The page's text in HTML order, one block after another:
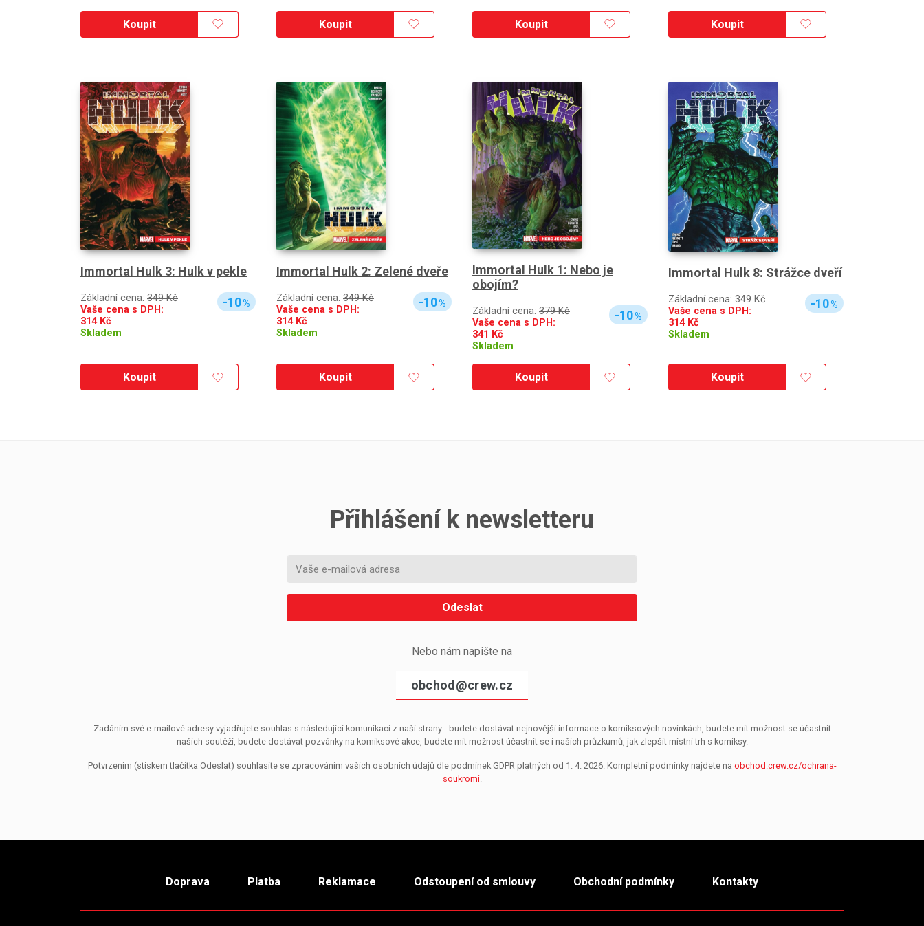
Koupit Koupit Koupit Koupit
Immortal Hulk 3: Hulk v pekle
Základní cena: 349 Kč
Vaše cena s DPH:
314Kč
Skladem
-10%
Koupit
Immortal Hulk 2: Zelené dveře
Základní cena: 349 Kč
Vaše cena s DPH:
314Kč
Skladem
-10%
Koupit
Immortal Hulk 1: Nebo je
obojím?
Základní cena: 379 Kč
Vaše cena s DPH:
341 Kč
Skladem
-10%
Koupit
Immortal Hulk 8: Strážce dveří
Základní cena: 349 Kč
Vaše cena s DPH:
314Kč
Skladem
-10%
Koupit
Přihlášení k newsletteru
Odeslat
Nebo nám napište na
obchod@crew.cz
Zadáním své e-mailové adresy vyjadřujete souhlas s následující komunikací z naší strany - budete dostávat nejnovější informace o komiksových novinkách, budete mít možnost se účastnit
našich soutěží, budete dostávat pozvánky na komiksové akce, budete mít možnost účastnit se i našich průzkumů, jak zlepšit místní trh s komiksy.
Potvrzením (stiskem tlačítka Odeslat) souhlasíte se zpracováním vašich osobních údajů dle podmínek GDPR platných od 1. 4. 2026. Kompletní podmínky najdete na obchod.crew.cz/ochrana-
soukromi.
Doprava Platba Reklamace Odstoupení od smlouvy Obchodní podmínky Kontakty